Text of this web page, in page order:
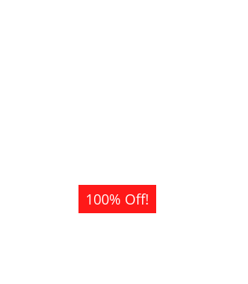
100% Off!